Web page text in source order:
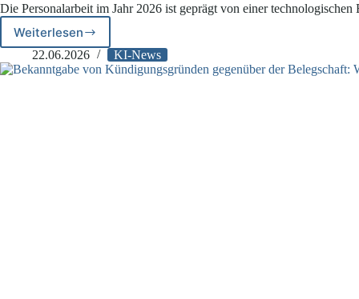
Die Personalarbeit im Jahr 2026 ist geprägt von einer
WeiterlesenIntelligente
Personalakten
mit
22.06.2026 KI-News